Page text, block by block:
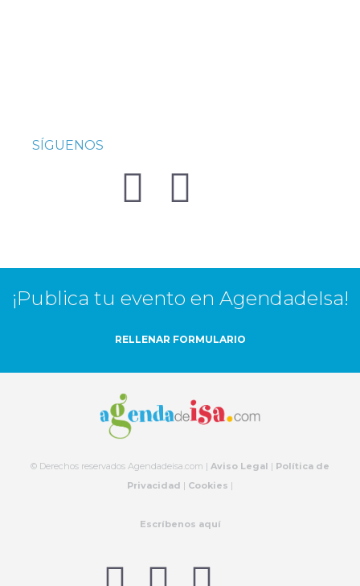
SÍGUENOS
¡Publica tu evento en AgendadeIsa!
RELLENAR FORMULARIO
© Derechos reservados Agendadeisa.com | Aviso Legal | Política de
Privacidad | Cookies |
Escríbenos aquí